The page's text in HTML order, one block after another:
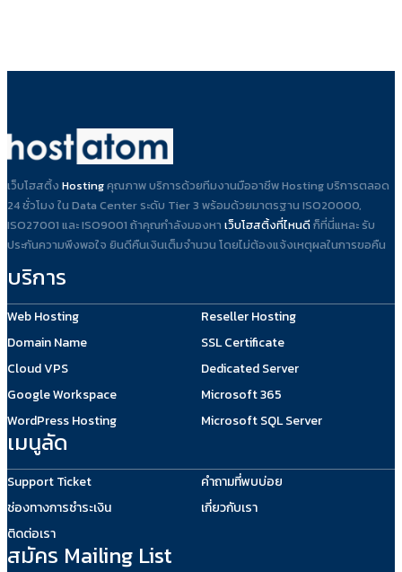
เว็บโฮสติ้ง Hostingคุณภาพ บริการด้วยทีมงานมืออาชีพ Hosting บริการตลอด
24 ชั่วโมง ใน Data Center ระดับ Tier 3 พร้อมด้วยมาตรฐาน ISO20000,
ISO27001 และ ISO9001 ถ้าคุณกำลังมองหา เว็บโฮสติ้งที่ไหนดีก็ที่นี่แหละ รับ
ประกันความพึงพอใจ ยินดีคืนเงินเต็มจำนวน โดยไม่ต้องแจ้งเหตุผลในการขอคืน
บริการ
Web Hosting
Domain Name
Cloud VPS
Google Workspace
WordPress Hosting
Reseller Hosting
SSL Certificate
Dedicated Server
Microsoft 365
Microsoft SQL Server
เมนูลัด
Support Ticket
ช่องทางการชำระเงิน
ติดต่อเรา
คำถามที่พบบ่อย
เกี่ยวกับเรา
สมัคร Mailing List